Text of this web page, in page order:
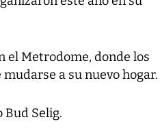
el Metrodome, donde los
a su nuevo hogar.
Bud Selig.